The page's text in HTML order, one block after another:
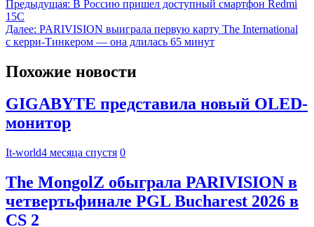
Предыдущая: В Россию пришел доступный смартфон Redmi
15C
Далее: PARIVISION выиграла первую карту The International
с керри-Тинкером — она длилась 65 минут
Похожие новости
GIGABYTE представила новый OLED-
монитор
It-world4 месяца спустя 0
The MongolZ обыграла PARIVISION в
четвертьфинале PGL Bucharest 2026 в
CS 2